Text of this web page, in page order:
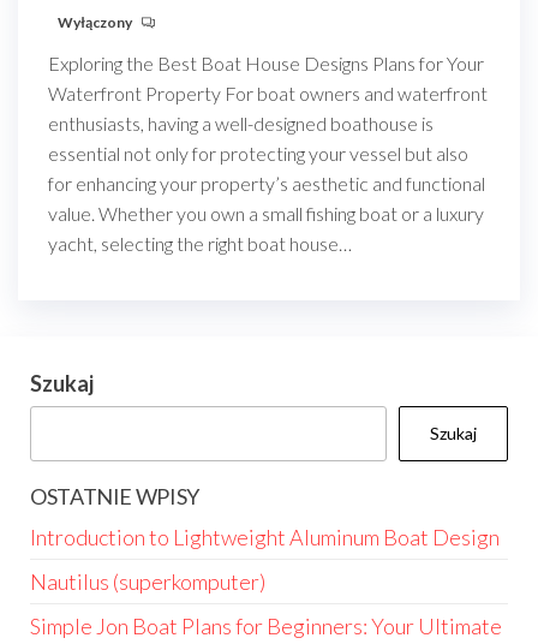
Wyłączony
Exploring the Best Boat House Designs Plans for Your
Waterfront Property For boat owners and waterfront
enthusiasts, having a well-designed boathouse is
essential not only for protecting your vessel but also
for enhancing your property’s aesthetic and functional
value. Whether you own a small fishing boat or a luxury
yacht, selecting the right boat house…
Szukaj
Szukaj
OSTATNIE WPISY
Introduction to Lightweight Aluminum Boat Design
Nautilus (superkomputer)
Simple Jon Boat Plans for Beginners: Your Ultimate